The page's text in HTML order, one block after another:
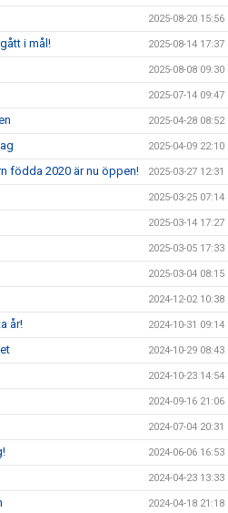
2025-08-20 15:56
i mål! 2025-08-14 17:37
2025-08-08 09:30
2025-07-14 09:47
2025-04-28 08:52
2025-04-09 22:10
födda 2020 är nu öppen! 2025-03-27 12:31
2025-03-25 07:14
2025-03-14 17:27
2025-03-05 17:33
2025-03-04 08:15
2024-12-02 10:38
år! 2024-10-31 09:14
2024-10-29 08:43
2024-10-23 14:54
2024-09-16 21:06
2024-07-04 20:31
2024-06-06 16:53
2024-04-23 13:33
2024-04-18 21:18